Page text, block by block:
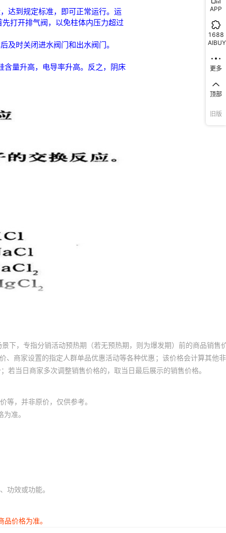
下，专指分销活动预热期（若无预热期，则为爆发期）前的商品销售
商家设置的指定人群单品优惠活动等各种优惠；该价格会计算其他
当日商家多次调整销售价格的，取当日最后展示的销售价格。
等，并非原价，仅供参考。
准。
功效或功能。
价格为准。
APP
1688
AIBUY
更多
顶部
旧版